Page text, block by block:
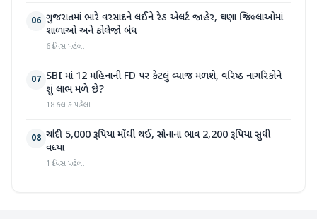
06 ગુજરાતમાં ભારે વરસાદને લઈને રેડ એલર્ટ જાહેર, ઘણા જિલ્લાઓમાં
શાળાઓ અને કોલેજો બંધ
6 દિવસ પહેલા
07 SBI માં 12 મહિનાની FD પર કેટલું વ્યાજ મળશે, વરિષ્ઠ નાગરિકોને
શું લાભ મળે છે?
18 કલાક પહેલા
08 ચાંદી 5,000 રૂપિયા મોંઘી થઈ, સોનાના ભાવ 2,200 રૂપિયા સુધી
વધ્યા
1 દિવસ પહેલા